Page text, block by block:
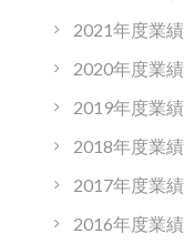
2021年度業績
2020年度業績
2019年度業績
2018年度業績
2017年度業績
2016年度業績